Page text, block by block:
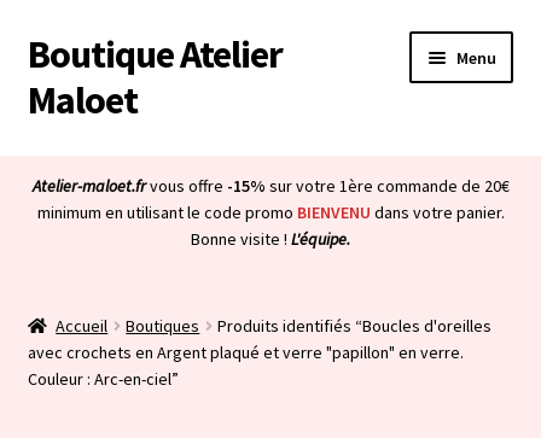
Aller
à
la
Aller
au
contenu
Boutique Atelier
Maloet
Menu
Boutique
Ouvrir
menu
À propos & CGV
Ouvrir
Atelier-maloet.frvous offre -15% sur votre 1ère commande de 20€
minimum en utilisant le code promo BIENVENU dans votre panier.
Bonne visite ! L'équipe.
Accueil Boutiques
Produits identifiés “Boucles d'oreilles
avec crochets en Argent plaqué et verre "papillon" en verre.
Couleur : Arc-en-ciel”